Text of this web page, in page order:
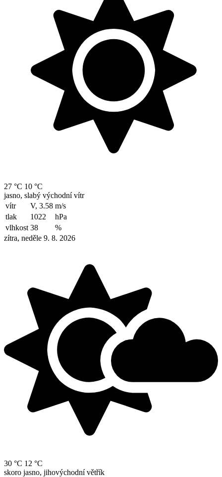
27 °C 10 °C
jasno, slabý východní vítr
vítr
V, 3.58 m/s
tlak
1022
hPa
vlhkost 38
%
zítra, neděle 9. 8. 2026
30 °C 12 °C
skoro jasno, jihovýchodní větřík